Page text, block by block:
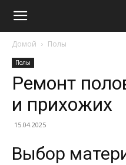
Домой Полы
Полы
Ремонт
и прихожих
15.04.2025
Выбор